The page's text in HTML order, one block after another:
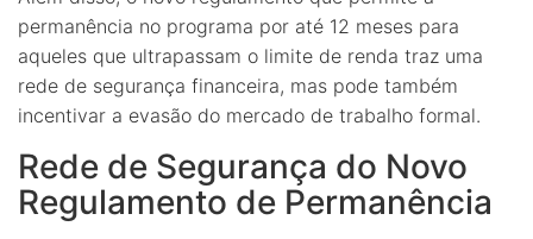
permanência no programa por até 12 meses para
aqueles que ultrapassam o limite de renda traz uma
rede de segurança financeira, mas pode também
incentivar a evasão do mercado de trabalho formal.
Rede de Segurança do Novo
Regulamento de Permanência